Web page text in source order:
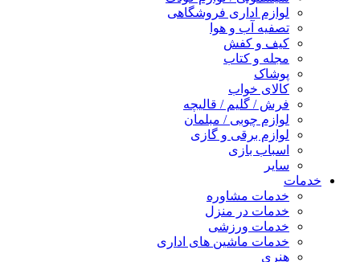
لوازم اداری فروشگاهی
تصفیه آب و هوا
کیف و کفش
مجله و کتاب
پوشاک
کالای خواب
فرش / گلیم / قالیچه
لوازم چوبی / مبلمان
لوازم برقی و گازی
اسباب بازی
سایر
خدمات
خدمات مشاوره
خدمات در منزل
خدمات ورزشی
خدمات ماشین های اداری
هنری